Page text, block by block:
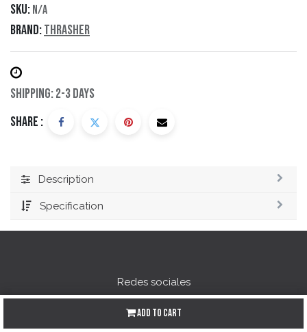
Add to Cart
SKU: N/A
Brand:Thrasher
Shipping: 2-3 Days
Share :
Description
Specification
Redes sociales
Instagram
Facebook